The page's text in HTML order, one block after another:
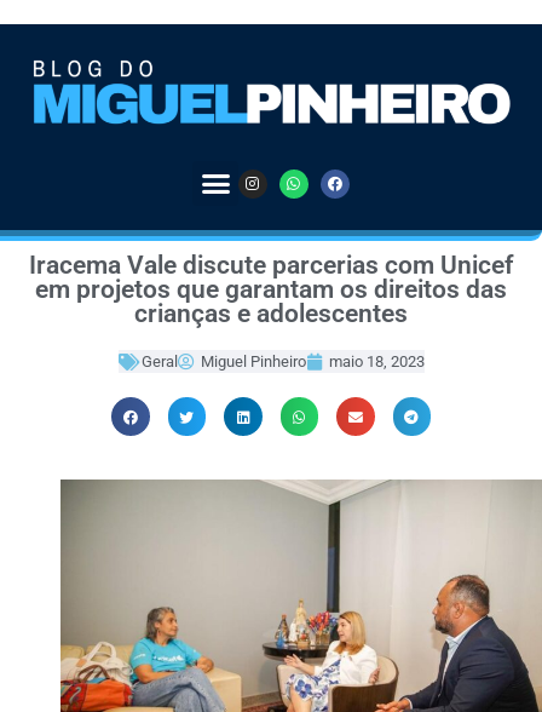
Iracema Vale discute parcerias com Unicef
em projetos que garantam os direitos das
crianças e adolescentes
Geral Miguel Pinheiro maio 18, 2023